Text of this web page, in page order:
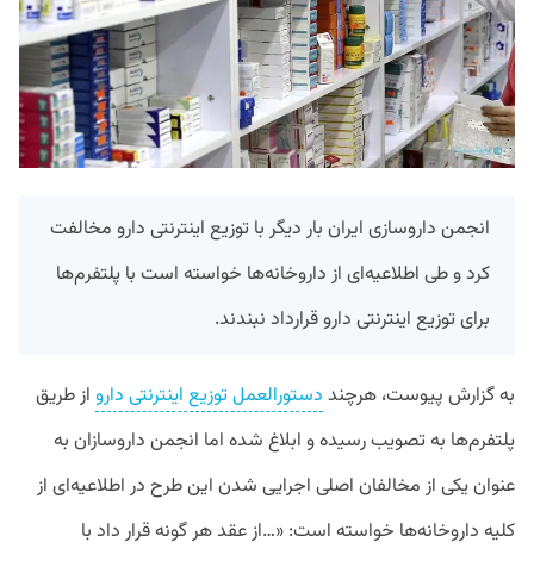
انجمن داروسازی ایران بار دیگر با توزیع اینترنتی دارو مخالفت
کرد و طی اطلاعیه‌ای از داروخانه‌ها خواسته است با پلتفرم‌ها
برای توزیع اینترنتی دارو قرارداد نبندند.
به گزارش پیوست، هرچند دستورالعمل توزیع اینترنتی دارو از طریق
پلتفرم‌ها به تصویب رسیده و ابلاغ شده اما انجمن داروسازان به
عنوان یکی از مخالفان اصلی اجرایی شدن این طرح در اطلاعیه‌ای از
کلیه داروخانه‌ها خواسته است: «…از عقد هر گونه قرار داد با